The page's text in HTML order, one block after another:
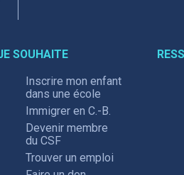
SOUHAITE
Inscrire mon enfant
dans une école
Immigrer en C.-B.
Devenir membre
du CSF
Trouver un emploi